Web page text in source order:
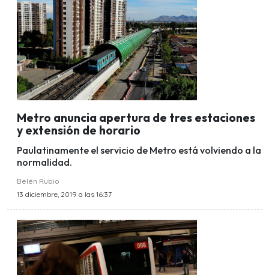
Metro anuncia apertura de tres estaciones
y extensión de horario
Paulatinamente el servicio de Metro está volviendo a la
normalidad.
Belén Rubio
13 diciembre, 2019 a las 16:37